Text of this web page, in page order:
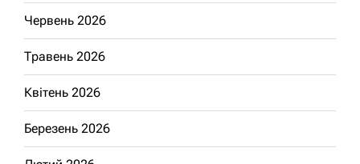
Червень 2026
Травень 2026
Квітень 2026
Березень 2026